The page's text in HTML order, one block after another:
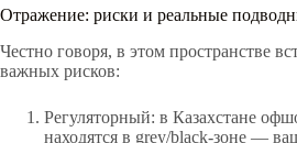
Отражение: риски и реальные
Честно говоря, в этом пространстве
важных рисков:
Регуляторный: в Казахстане
находятся в grey/black‑зоне —